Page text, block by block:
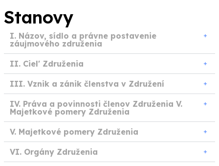
Stanovy
I. Názov, sídlo a právne postavenie
záujmového združenia
II. Ciel' Združenia
III. Vznik a zánik členstva v Združení
IV. Práva a povinnosti členov Združenia V.
Majetkové pomery Združenia
V. Majetkové pomery Združenia
VI. Orgány Združenia